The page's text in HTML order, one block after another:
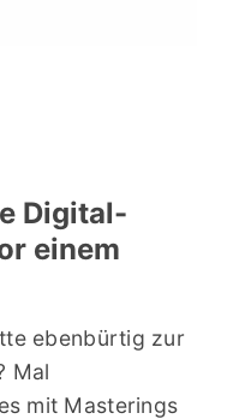
Digital-
einem
ebenbürtig zur
Mal
mit Masterings